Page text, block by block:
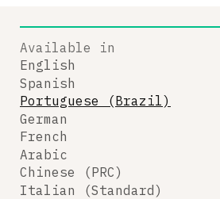
Available in
English
Spanish
Portuguese (Brazil)
German
French
Arabic
Chinese (PRC)
Italian (Standard)